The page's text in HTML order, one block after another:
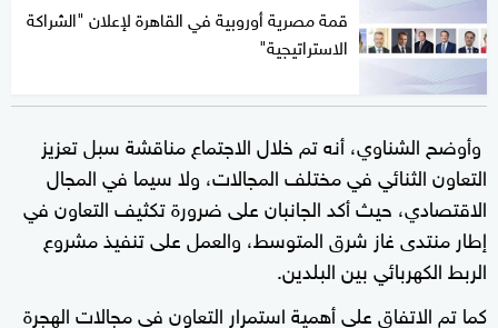
قمة مصرية أوروبية في القاهرة لإعلان "الشراكة
الاستراتيجية"
وأوضح الشناوي، أنه تم خلال الاجتماع مناقشة سبل تعزيز
التعاون الثنائي في مختلف المجالات، ولا سيما في المجال
الاقتصادي، حيث أكد الجانبان على ضرورة تكثيف التعاون في
إطار منتدى غاز شرق المتوسط، والعمل على تنفيذ مشروع
الربط الكهربائي بين البلدين.
كما تم الاتفاق على أهمية استمرار التعاون في مجالات الهجرة